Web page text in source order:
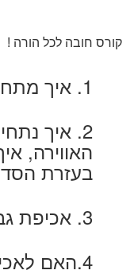
קורס חובה לכל הורה !
1. איך מתחילים
2. איך
האווירה,
בעזרת
3. אכיפת גבולות
4.האם לאכיפת גבול יש מחיר?